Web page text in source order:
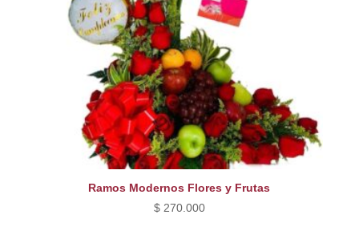
Ramos Modernos Flores y Frutas
$270.000